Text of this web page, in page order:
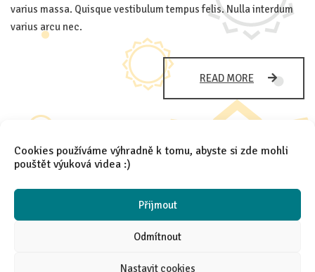
Cookies používáme výhradně k tomu, abyste si zde mohli
pouštět výuková videa :)
Přijmout
Odmítnout
Nastavit cookies
varius massa. Quisque vestibulum tempus felis. Nulla interdum
varius arcu nec.
READ MORE
DOLOR
(current)